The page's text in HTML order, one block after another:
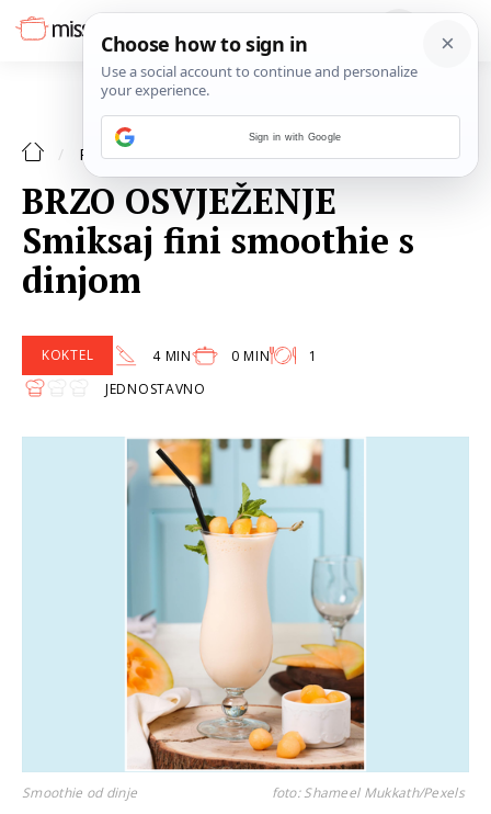
RECEPTI KOKTEL
BRZO OSVJEŽENJE
Smiksaj fini smoothie s
dinjom
KOKTEL 4 MIN 0 MIN
1
JEDNOSTAVNO
Smoothie od dinje foto: Shameel Mukkath/Pexels
Sign in with Google